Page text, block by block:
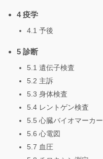
4 疫学
4.1 予後
5 診断
5.1 遺伝子検査
5.2 主訴
5.3 身体検査
5.4 レントゲン検査
5.5 心臓バイオマーカー
5.6 心電図
5.7 血圧